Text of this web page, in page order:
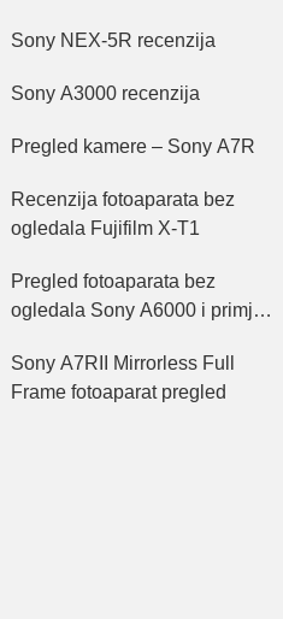
Sony NEX-5R recenzija
Sony A3000 recenzija
Pregled kamere – Sony A7R
Recenzija fotoaparata bez
ogledala Fujifilm X-T1
Pregled fotoaparata bez
ogledala Sony A6000 i primjeri
Sony A7RII Mirrorless Full
Frame fotoaparat pregled